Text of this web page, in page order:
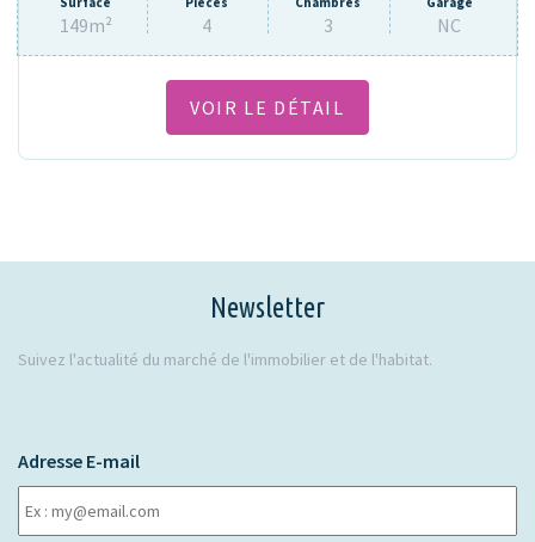
149m² 4 3 NC
VOIR LE DÉTAIL
Newsletter
Suivez l'actualité du marché de l'immobilier et de l'habitat.
Adresse E-mail